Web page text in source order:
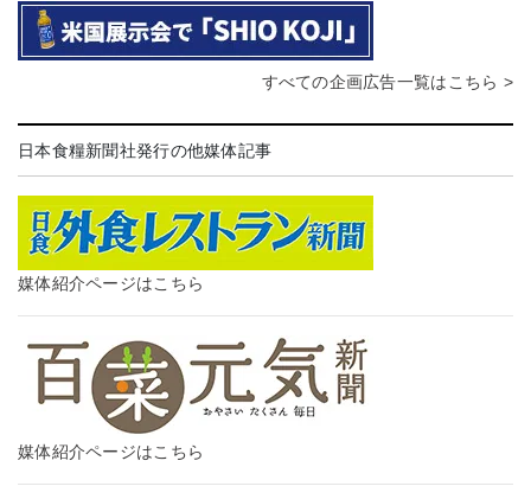
すべての企画広告一覧はこちら >
日本食糧新聞社発行の他媒体記事
媒体紹介ページはこちら
媒体紹介ページはこちら